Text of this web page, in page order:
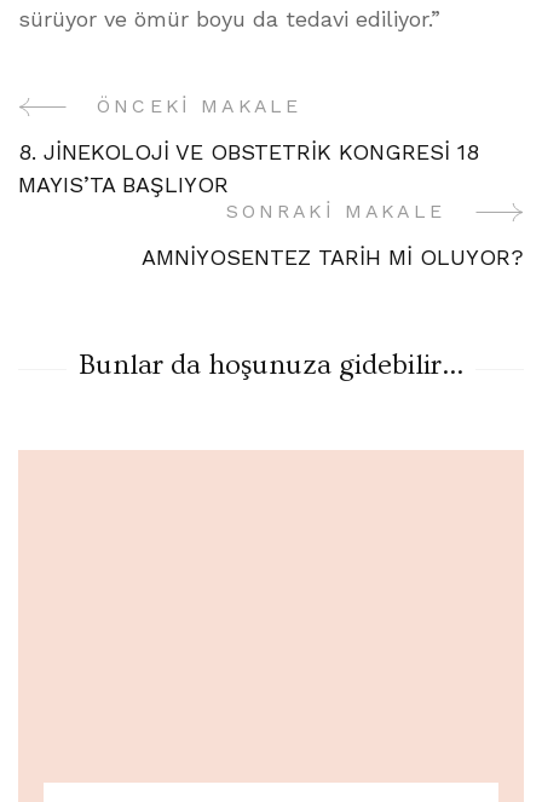
sürüyor ve ömür boyu da tedavi ediliyor.”
Yazı
Gezinme
ÖNCEKI MAKALE
8. JİNEKOLOJİ VE OBSTETRİK KONGRESİ 18
MAYIS’TA BAŞLIYOR
SONRAKI MAKALE
AMNİYOSENTEZ TARİH Mİ OLUYOR?
Bunlar da hoşunuza gidebilir...